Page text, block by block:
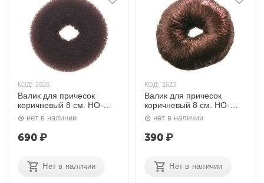
КОД: 2626
Валик для причесок
коричневый 8 см. HO-
5116 Dewal
нет в наличии
690₽
Нет в наличии
КОД: 2623
Валик для причесок
коричневый 8 см. HO-
5115 Dewal
нет в наличии
390₽
Нет в наличии